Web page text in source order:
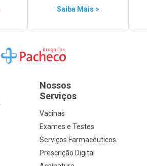
Saiba Mais >
Ir para a Home
Nossos
Serviços
Vacinas
Exames e Testes
Serviços Farmacêuticos
Prescrição Digital